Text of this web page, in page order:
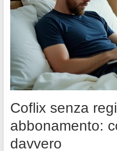
Coflix senza
abbonamento:
davvero